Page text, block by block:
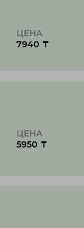
ЦЕНА
7940 ₸
ЦЕНА
5950 ₸